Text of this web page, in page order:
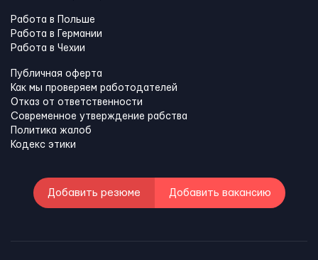
Работа в Польше
Работа в Германии
Работа в Чехии
Публичная оферта
Как мы проверяем работодателей
Отказ от ответственности
Современное утверждение рабства
Политика жалоб
Кодекс этики
Добавить резюме Добавить вакансию